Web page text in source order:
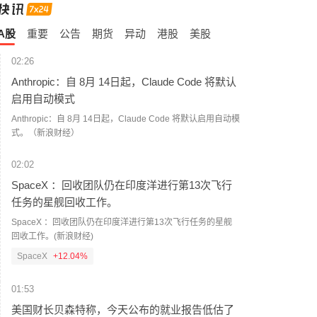
股 重要 公告 期货 异动 港股 美股
02:26
Anthropic：自 8月 14日起，Claude Code 将默认
启用自动模式
Anthropic：自 8月 14日起，Claude Code 将默认启用自动模
式。（新浪财经）
02:02
SpaceX ：回收团队仍在印度洋进行第13次飞行
任务的星舰回收工作。
SpaceX ：回收团队仍在印度洋进行第13次飞行任务的星舰
回收工作。(新浪财经)
SpaceX +12.04%
01:53
美国财长贝森特称，今天公布的就业报告低估了